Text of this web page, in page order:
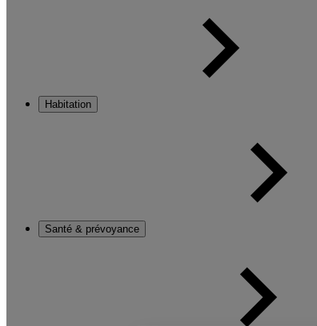
Habitation
Santé & prévoyance